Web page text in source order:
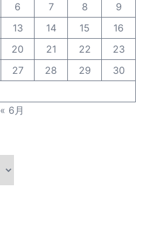
6 7 8
9
13 14 15
16
20 21 22
23
27 28 29
30
« 6月